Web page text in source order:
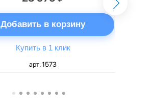
Добавить в корзину
Купить в 1 клик
арт. 1573